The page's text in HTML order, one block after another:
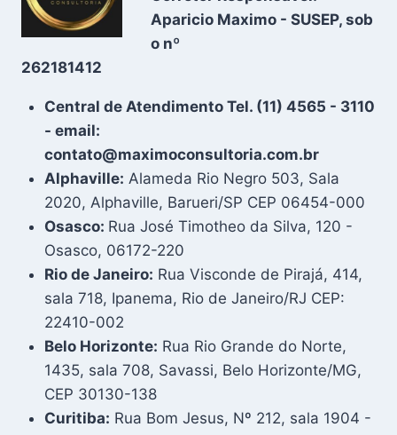
Aparicio Maximo - SUSEP, sob
o nº
262181412
Central de Atendimento Tel. (11) 4565 - 3110
- email:
contato@maximoconsultoria.com.br
Alphaville: Alameda Rio Negro 503, Sala
2020, Alphaville, Barueri/SP CEP 06454-000
Osasco: Rua José Timotheo da Silva, 120 -
Osasco, 06172-220
Rio de Janeiro: Rua Visconde de Pirajá, 414,
sala 718, Ipanema, Rio de Janeiro/RJ CEP:
22410-002
Belo Horizonte: Rua Rio Grande do Norte,
1435, sala 708, Savassi, Belo Horizonte/MG,
CEP 30130-138
Curitiba: Rua Bom Jesus, Nº 212, sala 1904 -